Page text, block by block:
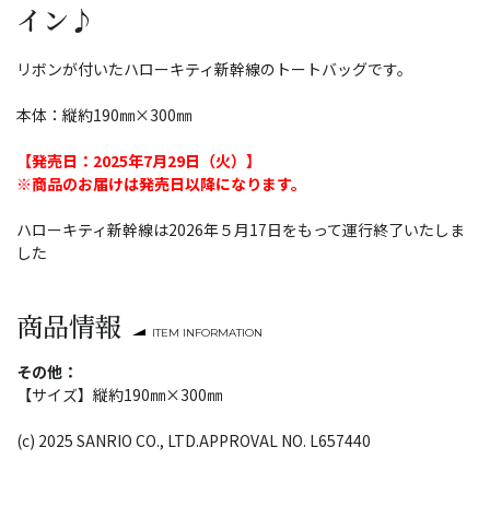
イン♪
リボンが付いたハローキティ新幹線のトートバッグです。
本体：縦約190㎜×300㎜
【発売日：2025年7月29日（火）】
※商品のお届けは発売日以降になります。
ハローキティ新幹線は2026年５月17日をもって運行終了いたしま
した
商品情報 ITEM INFORMATION
その他：
【サイズ】縦約190㎜×300㎜
(c) 2025 SANRIO CO., LTD.APPROVAL NO. L657440